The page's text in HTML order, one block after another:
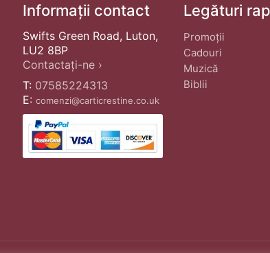
Informații contact
Swifts Green Road, Luton,
LU2 8BP
Contactați-ne ›
T: 07585224313
E: comenzi@carticrestine.co.uk
Legături
Promoții
Cadouri
Muzică
Biblii